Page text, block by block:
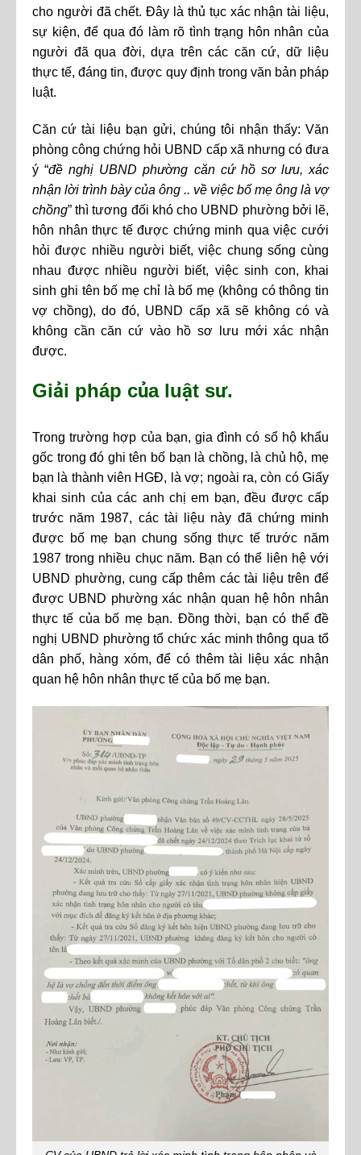
cho người đã chết. Đây là thủ tục xác nhận tài liệu,
sự kiện, để qua đó làm rõ tình trạng hôn nhân của
người đã qua đời, dựa trên các căn cứ, dữ liệu
thực tế, đáng tin, được quy định trong văn bản pháp
luật.
Căn cứ tài liệu bạn gửi, chúng tôi nhận thấy: Văn
phòng công chứng hỏi UBND cấp xã nhưng có đưa
ý “đề nghị UBND phường căn cứ hồ sơ lưu, xác
nhận lời trình bày của ông .. về việc bố mẹ ông là vợ
chồng” thì tương đối khó cho UBND phường bởi lẽ,
hôn nhân thực tế được chứng minh qua việc cưới
hỏi được nhiều người biết, việc chung sống cùng
nhau được nhiều người biết, việc sinh con, khai
sinh ghi tên bố mẹ chỉ là bố mẹ (không có thông tin
vợ chồng), do đó, UBND cấp xã sẽ không có và
không cần căn cứ vào hồ sơ lưu mới xác nhận
được.
Giải pháp của luật sư.
Trong trường hợp của bạn, gia đình có sổ hộ khẩu
gốc trong đó ghi tên bố bạn là chồng, là chủ hộ, mẹ
bạn là thành viên HGĐ, là vợ; ngoài ra, còn có Giấy
khai sinh của các anh chị em bạn, đều được cấp
trước năm 1987, các tài liệu này đã chứng minh
được bố mẹ bạn chung sống thực tế trước năm
1987 trong nhiều chục năm. Bạn có thể liên hệ với
UBND phường, cung cấp thêm các tài liệu trên để
được UBND phường xác nhận quan hệ hôn nhân
thực tế của bố mẹ bạn. Đồng thời, bạn có thể đề
nghị UBND phường tổ chức xác minh thông qua tổ
dân phố, hàng xóm, để có thêm tài liệu xác nhận
quan hệ hôn nhân thực tế của bố mẹ bạn.